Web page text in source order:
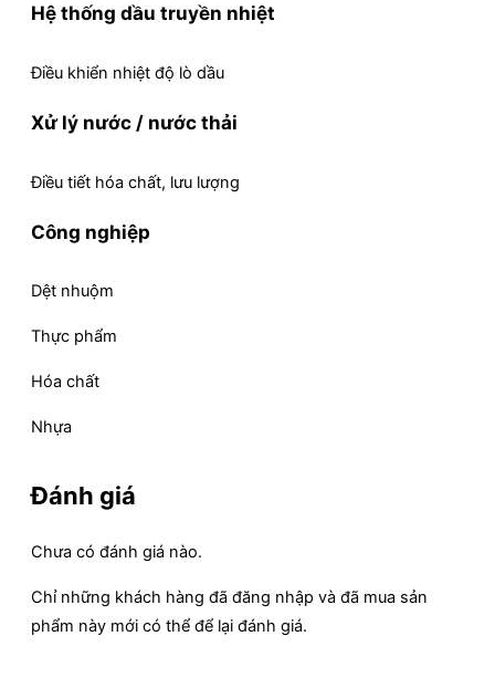
Hệ thống dầu truyền nhiệt
Điều khiển nhiệt độ lò dầu
Xử lý nước / nước thải
Điều tiết hóa chất, lưu lượng
Công nghiệp
Dệt nhuộm
Thực phẩm
Hóa chất
Nhựa
Đánh giá
Chưa có đánh giá nào.
Chỉ những khách hàng đã đăng nhập và đã mua sản
phẩm này mới có thể để lại đánh giá.